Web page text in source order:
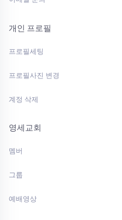
개인 프로필
프로필세팅
프로필사진 변경
계정 삭제
영세교회
멤버
그룹
예배영상